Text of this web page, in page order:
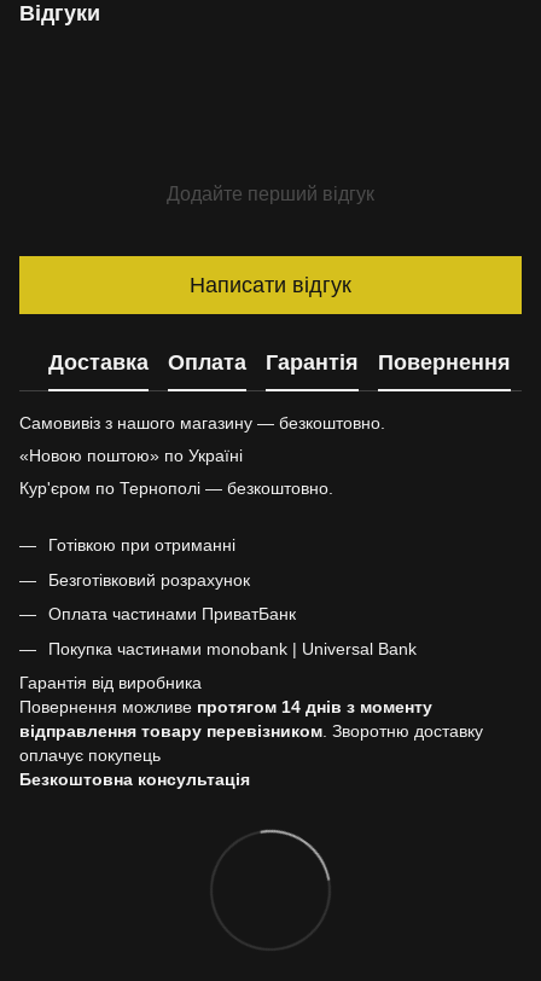
Відгуки
Додайте перший відгук
Написати відгук
Доставка Оплата Гарантія Повернення
Самовивіз з нашого магазину — безкоштовно.
«Новою поштою» по Україні
Кур'єром по Тернополі — безкоштовно.
Готівкою при отриманні
Безготівковий розрахунок
Оплата частинами ПриватБанк
Покупка частинами monobank | Universal Bank
Гарантія від виробника
Повернення можливе протягом 14 днів з моменту
відправлення товару перевізником . Зворотню доставку
оплачує покупець
Безкоштовна консультація